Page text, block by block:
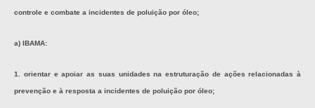
controle e combate a incidentes de poluição por óleo;
a) IBAMA:
1. orientar e apoiar as suas unidades na estruturação de ações relacionadas à
prevenção e à resposta a incidentes de poluição por óleo;